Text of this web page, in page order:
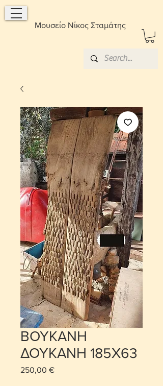
Μουσείο Νίκος Σταμάτης
ΒΟΥΚΑΝΗ
ΔΟΥΚΑΝΗ 185Χ63
250,00 €Τιμή